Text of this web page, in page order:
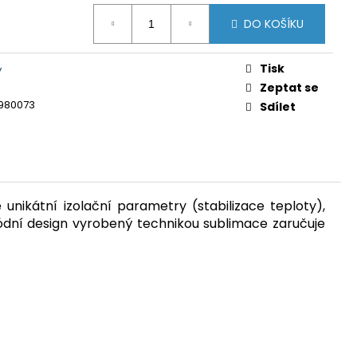
DO KOŠÍKU
Tisk
Zeptat se
Sdílet
unikátní izolační parametry (stabilizace teploty),
design vyrobený technikou sublimace zaručuje
GTS 606211 MODRÁ